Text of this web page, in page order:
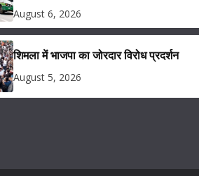
August 6, 2026
शिमला में भाजपा का जोरदार विरोध प्रदर्शन
August 5, 2026